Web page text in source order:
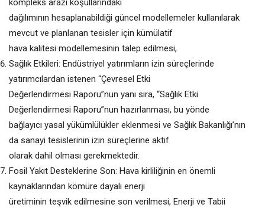
kompleks arazi koşullarındaki
dağılımının hesaplanabildiği güncel modellemeler kullanılarak
mevcut ve planlanan tesisler için kümülatif
hava kalitesi modellemesinin talep edilmesi,
Sağlık Etkileri: Endüstriyel yatırımların izin süreçlerinde
yatırımcılardan istenen “Çevresel Etki
Değerlendirmesi Raporu”nun yanı sıra, “Sağlık Etki
Değerlendirmesi Raporu”nun hazırlanması, bu yönde
bağlayıcı yasal yükümlülükler eklenmesi ve Sağlık Bakanlığı’nın
da sanayi tesislerinin izin süreçlerine aktif
olarak dahil olması gerekmektedir.
Fosil Yakıt Desteklerine Son: Hava kirliliğinin en önemli
kaynaklarından kömüre dayalı enerji
üretiminin teşvik edilmesine son verilmesi, Enerji ve Tabii